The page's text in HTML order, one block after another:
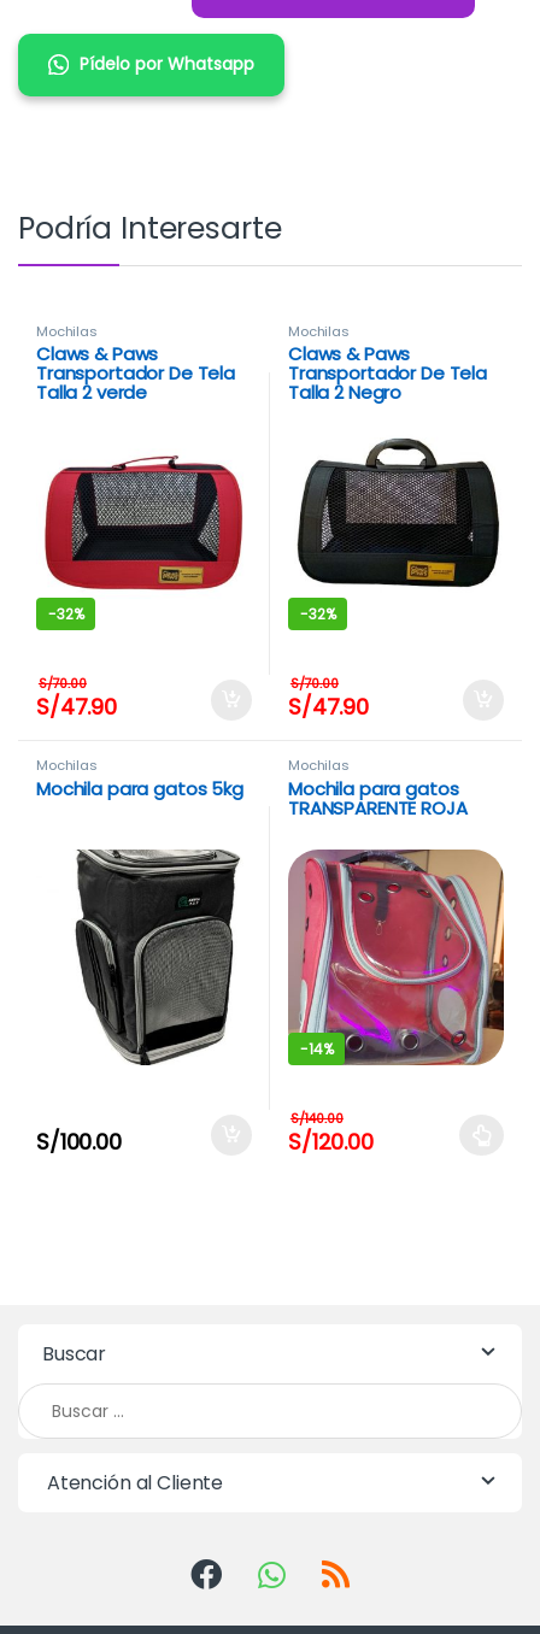
Pídelo por Whatsapp
Podría Interesarte
Mochilas
Claws & Paws
Transportador De Tela
Talla 2 verde
-32%
S/47.90
S/70.00
Mochilas
Claws & Paws
Transportador De Tela
Talla 2 Negro
-32%
S/47.90
S/70.00
Mochilas
Mochila para gatos 5kg
S/100.00
Mochilas
Mochila para gatos
TRANSPARENTE ROJA
-14%
S/120.00
S/140.00
Este producto tiene múltiples
Buscar
Buscar:
Atención al Cliente